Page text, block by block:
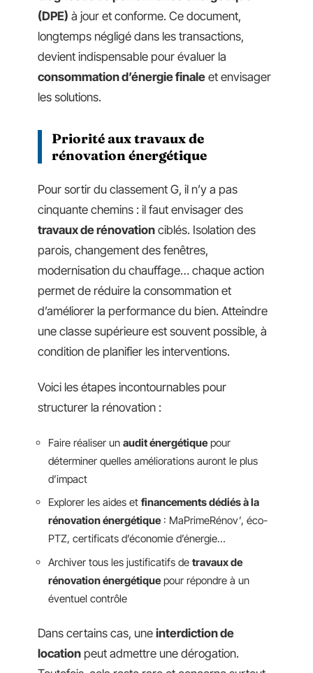
(DPE) à jour et conforme. Ce document,
longtemps négligé dans les transactions,
devient indispensable pour évaluer la
consommation d’énergie finale et envisager
les solutions.
Priorité aux travaux de
rénovation énergétique
Pour sortir du classement G, il n’y a pas
cinquante chemins : il faut envisager des
travaux de rénovation ciblés. Isolation des
parois, changement des fenêtres,
modernisation du chauffage… chaque action
permet de réduire la consommation et
d’améliorer la performance du bien. Atteindre
une classe supérieure est souvent possible, à
condition de planifier les interventions.
Voici les étapes incontournables pour
structurer la rénovation :
Faire réaliser un audit énergétique pour
déterminer quelles améliorations auront le plus
d’impact
Explorer les aides et financements dédiés à la
rénovation énergétique : MaPrimeRénov’, éco-
PTZ, certificats d’économie d’énergie…
Archiver tous les justificatifs de travaux de
rénovation énergétique pour répondre à un
éventuel contrôle
Dans certains cas, une interdiction de
location peut admettre une dérogation.